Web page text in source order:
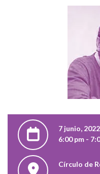
7 junio, 2022
6:00 pm -
Círculo de